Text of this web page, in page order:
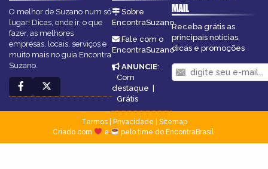
O melhor de Suzano num só
lugar! Dicas, onde ir, o que
fazer, as melhores
empresas, locais, serviços e
muito mais no guia Encontra
Suzano.
Sobre
EncontraSuzano
Fale com o
EncontraSuzano
ANUNCIE:
Com
destaque |
Grátis
MAIL
Receba grátis as
principais notícias,
dicas e promoções
Termos| Privacidade
Sitemap
Criado com
e pelo time do EncontraBrasil